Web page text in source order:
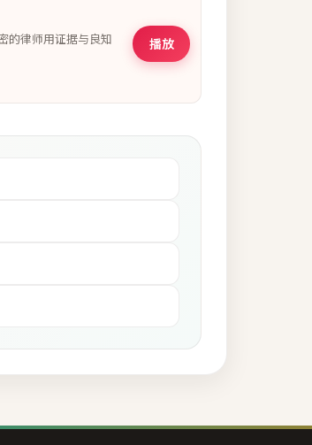
的律师用证据与良知
播放